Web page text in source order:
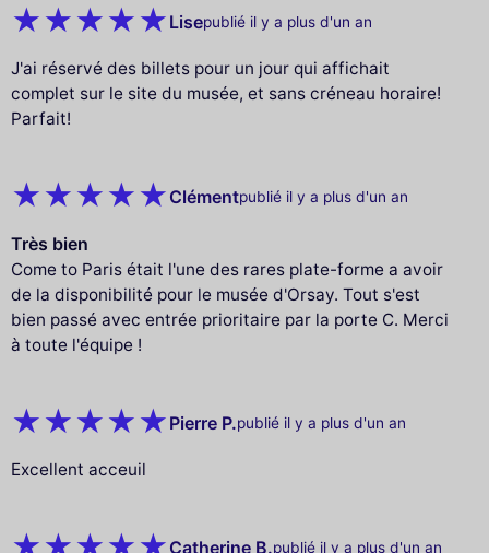
Lisepublié il y a plus d'un an
J'ai réservé des billets pour un jour qui affichait
complet sur le site du musée, et sans créneau horaire!
Parfait!
Clémentpublié il y a plus d'un an
Très bien
Come to Paris était l'une des rares plate-forme a avoir
de la disponibilité pour le musée d'Orsay. Tout s'est
bien passé avec entrée prioritaire par la porte C. Merci
à toute l'équipe !
Pierre P.publié il y a plus d'un an
Excellent acceuil
Catherine B.publié il y a plus d'un an